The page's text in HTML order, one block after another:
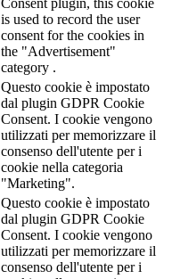
Consent plugin, this cookie
is used to record the user
consent for the cookies in
the "Advertisement"
category .
Questo cookie è impostato
dal plugin GDPR Cookie
Consent. I cookie vengono
utilizzati per memorizzare il
consenso dell'utente per i
cookie nella categoria
"Marketing".
Questo cookie è impostato
dal plugin GDPR Cookie
Consent. I cookie vengono
utilizzati per memorizzare il
consenso dell'utente per i